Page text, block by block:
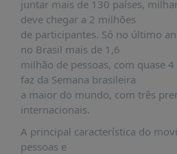
DADOS
FRENTE
PARLAMENTAR
SOBRE
A
MATERIAIS
juntar mais de 130 países,
deve chegar a 2 milhões
de participantes. Só no último
no Brasil mais de 1,6
milhão de pessoas, com quase
faz da Semana brasileira
a maior do mundo, com três
internacionais.
A principal característica do
pessoas e